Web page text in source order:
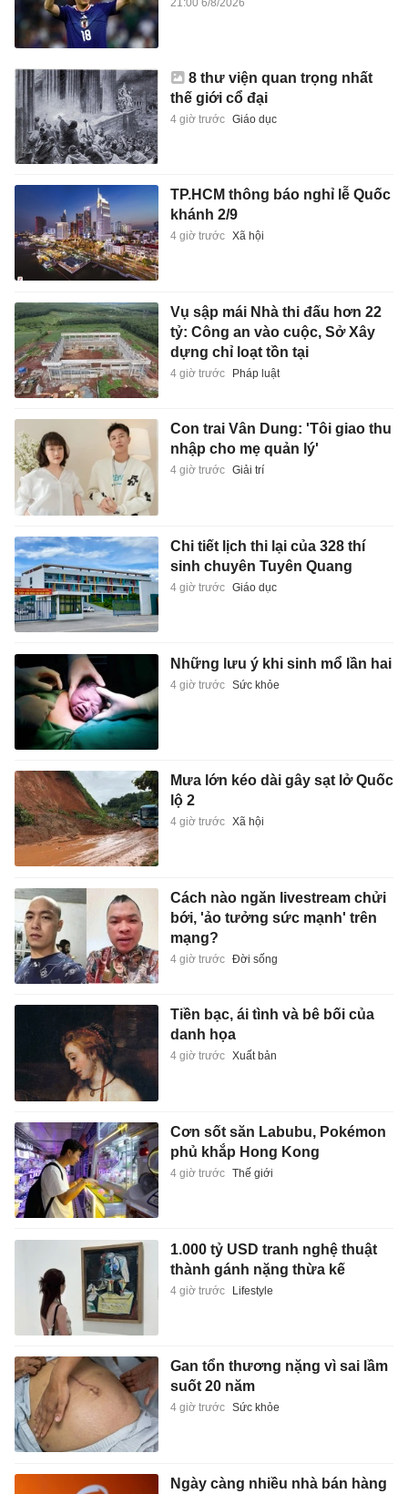
21:00 6/8/2026
8 thư viện quan trọng nhất
thế giới cổ đại
4 giờ trước Giáo dục
TP.HCM thông báo nghỉ lễ Quốc
khánh 2/9
4 giờ trước Xã hội
Vụ sập mái Nhà thi đấu hơn 22
tỷ: Công an vào cuộc, Sở Xây
dựng chỉ loạt tồn tại
4 giờ trước Pháp luật
Con trai Vân Dung: 'Tôi giao thu
nhập cho mẹ quản lý'
4 giờ trước Giải trí
Chi tiết lịch thi lại của 328 thí
sinh chuyên Tuyên Quang
4 giờ trước Giáo dục
Những lưu ý khi sinh mổ lần hai
4 giờ trước Sức khỏe
Mưa lớn kéo dài gây sạt lở Quốc
lộ 2
4 giờ trước Xã hội
Cách nào ngăn livestream chửi
bới, 'ảo tưởng sức mạnh' trên
mạng?
4 giờ trước Đời sống
Tiền bạc, ái tình và bê bối của
danh họa
4 giờ trước Xuất bản
Cơn sốt săn Labubu, Pokémon
phủ khắp Hong Kong
4 giờ trước Thế giới
1.000 tỷ USD tranh nghệ thuật
thành gánh nặng thừa kế
4 giờ trước Lifestyle
Gan tổn thương nặng vì sai lầm
suốt 20 năm
4 giờ trước Sức khỏe
Ngày càng nhiều nhà bán hàng